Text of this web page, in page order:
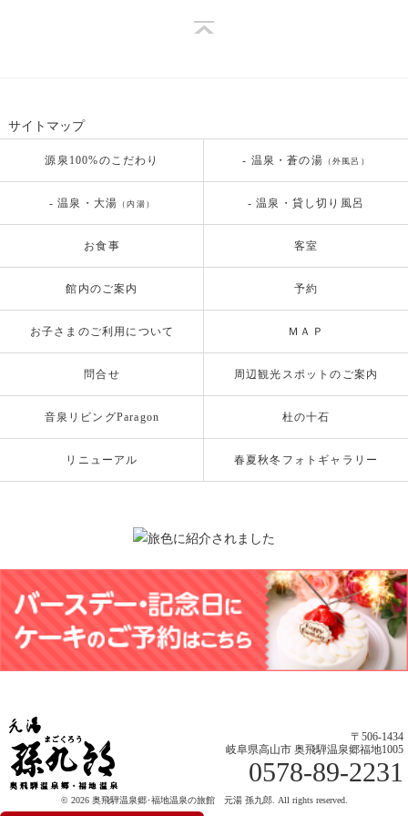
サイトマップ
源泉100%のこだわり - 温泉・蒼の湯 （外風呂）
- 温泉・大湯 （内湯） - 温泉・貸し切り風呂
お食事 客室
館内のご案内 予約
お子さまのご利用について ＭＡＰ
問合せ 周辺観光スポットのご案内
音泉リビングParagon 杜の十石
リニューアル 春夏秋冬フォトギャラリー
〒506-1434
岐阜県高山市 奥飛騨温泉郷福地1005
0578-89-2231
© 2026 奥飛騨温泉郷･福地温泉の旅館 元湯 孫九郎. All rights reserved.